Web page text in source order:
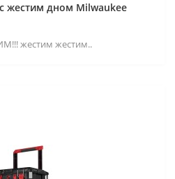
жестим дном Milwaukee
жестим жестим..